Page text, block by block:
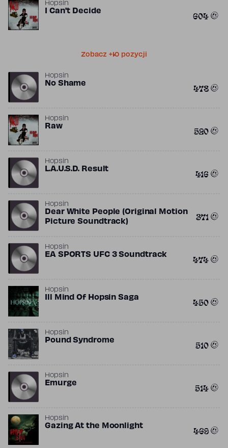
Hopsin
I Can't Decide 604
Zobacz +10 pozycji
Hopsin
No Shame 478
Hopsin
Raw 520
Hopsin
L.A.U.S.D. Result 416
Hopsin
Dear White People (Original Motion
Picture Soundtrack)
371
Hopsin
EA SPORTS UFC 3 Soundtrack 474
Hopsin
Ill Mind Of Hopsin Saga 450
Hopsin
Pound Syndrome 510
Hopsin
Emurge 514
Hopsin
Gazing At the Moonlight 469